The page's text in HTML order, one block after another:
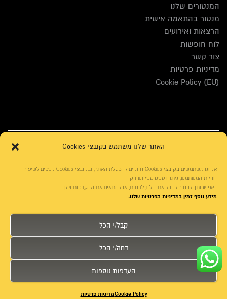
האתר שלנו משתמש בקובצי Cookies
אנחנו משתמשים בקובצי Cookies חיוניים להפעלת האתר, ובקובצי Cookies נוספים לשיפור
חוויית המשתמש, ניתוח סטטיסטי ושיווק.
באפשרותך לבחור לקבל את כולם, לדחות, או להתאים את ההעדפות שלך.
מידע נוסף זמין במדיניות הפרטיות שלנו.
קבל/י הכל
דחה/י הכל
העדפות נוספות
Cookie Policyמדיניות פרטיות
המנטורים שלנו
מנטור בהתאמה אישית
הרצאות ואירועים
לוח חופשות
צור קשר
מדיניות פרטיות
Cookie Policy (EU)
עיצוב האתר:ארז רזניקוב |עיצוב אתר : דיגיטאצ'
אאא בית לטיפוגרפיה עברית | פונטביט
קידום האתר: